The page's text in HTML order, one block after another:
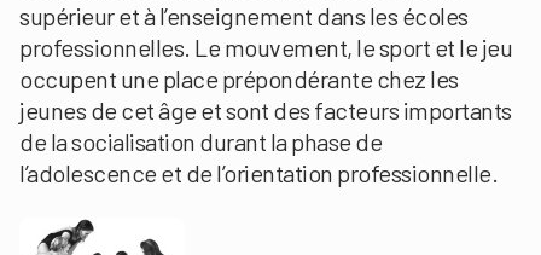
supérieur et à l’enseignement dans les écoles
professionnelles. Le mouvement, le sport et le jeu
occupent une place prépondérante chez les
jeunes de cet âge et sont des facteurs importants
de la socialisation durant la phase de
l’adolescence et de l’orientation professionnelle.